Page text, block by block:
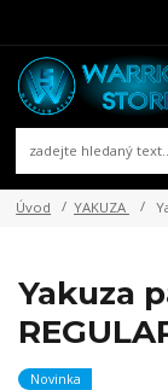
Úvod YAKUZA
Yakuza
Novinka